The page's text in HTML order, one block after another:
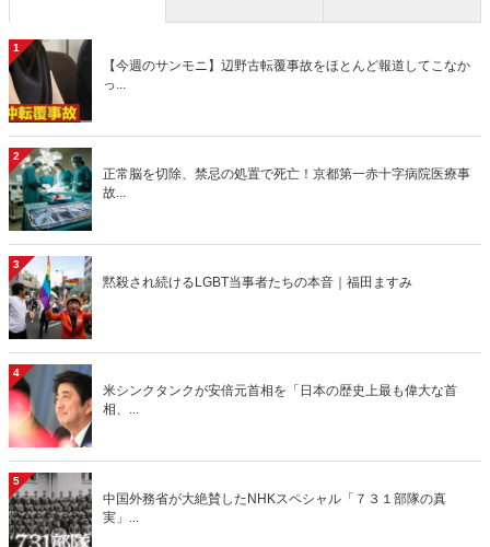
1
【今週のサンモニ】辺野古転覆事故をほとんど報道してこなか
っ...
2
正常脳を切除、禁忌の処置で死亡！京都第一赤十字病院医療事
故...
3
黙殺され続けるLGBT当事者たちの本音｜福田ますみ
4
米シンクタンクが安倍元首相を「日本の歴史上最も偉大な首
相、...
5
中国外務省が大絶賛したNHKスペシャル「７３１部隊の真
実」...